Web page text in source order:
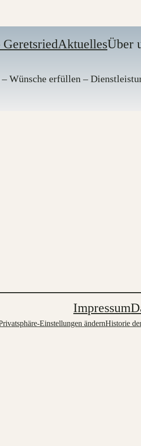
AktuellesÜber
Wünsche erfüllen –
Impressum
Einstellungen ändernHistorie